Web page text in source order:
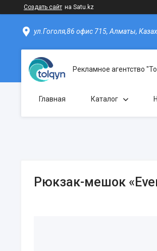
Создать сайт на Satu.kz
ул.Гоголя,86 офис 715, Алматы,
Рекламное агентство
Главная Каталог
Рюкзак-мешок